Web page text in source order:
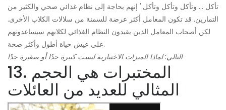
تأكل ... وتأكل وتأكل وتأكل.' إنهم بحاجة إلى نظام غذائي صحي والكثير من
التمارين. قد تكون المعامل أكثر عرضة للسمنة من سلالات الكلاب الأخرى.
لكن أصحاب المعامل الذين يقيدون النظام الغذائي لكلابهم سيساعدونهم
على عيش حياة أطول وأكثر صحة.
التالي: لماذا الميزات الاختبارية ليست كبيرة جدًا أو صغيرة جدًا
13. المختبرات هي الحجم
المثالي للعديد من العائلات